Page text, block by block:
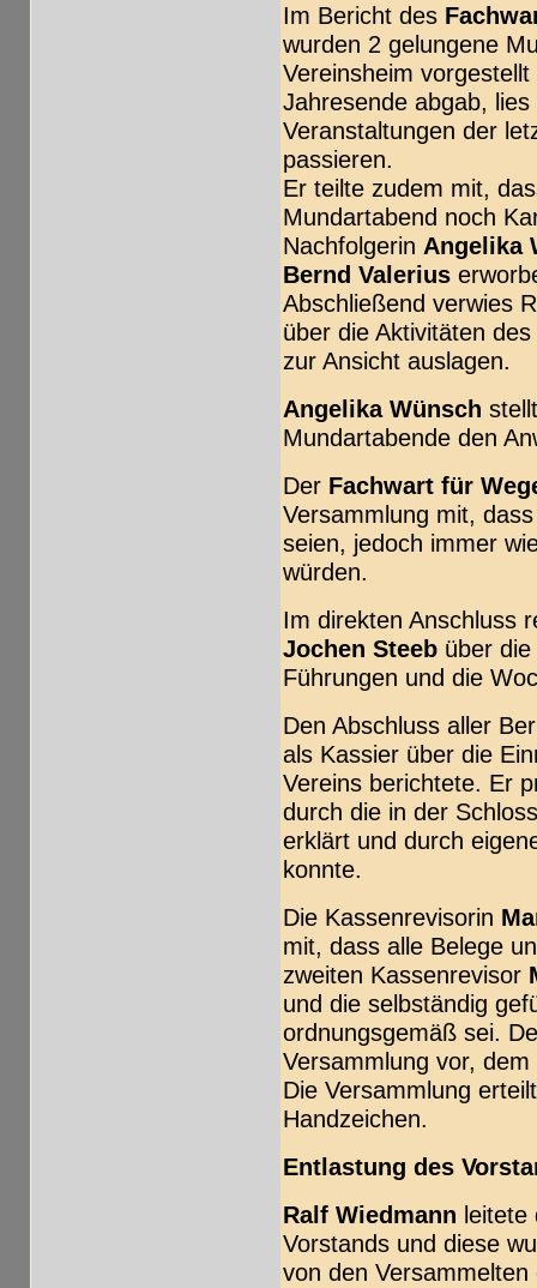
Im Bericht des
wurden 2 gelungene
Vereinsheim
Jahresende abgab,
Veranstaltungen der
passieren.
Er teilte zudem mit,
Mundartabend noch
Nachfolgerin Angelika
Bernd Valerius
Abschließend verwies
über die Aktivitäten
zur Ansicht auslagen.
Angelika Wünsch
Mundartabende den
Der Fachwart für
Versammlung mit,
seien, jedoch immer
würden.
Im direkten Anschluss
Jochen Steeb über
Führungen und die
Den Abschluss aller
als Kassier über die
Vereins berichtete. Er
durch die in der
erklärt und durch
konnte.
Die Kassenrevisorin
mit, dass alle Belege
zweiten Kassenrevisor
und die selbständig
ordnungsgemäß sei.
Versammlung vor,
Die Versammlung
Handzeichen.
Entlastung des
Ralf Wiedmann
Vorstands und diese
von den Versammelten